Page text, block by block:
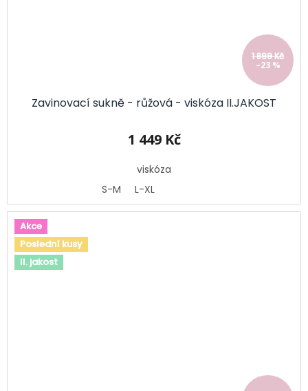
1 899 Kč
–23 %
Zavinovací sukně - růžová - viskóza II.JAKOST
1 449 Kč
viskóza
S-M
L-XL
Akce
Poslední kusy
II. jakost